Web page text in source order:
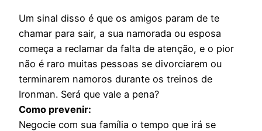
Um sinal disso é que os amigos param de te
chamar para sair, a sua namorada ou esposa
começa a reclamar da falta de atenção, e o pior
não é raro muitas pessoas se divorciarem ou
terminarem namoros durante os treinos de
Ironman. Será que vale a pena?
Como prevenir:
Negocie com sua família o tempo que irá se